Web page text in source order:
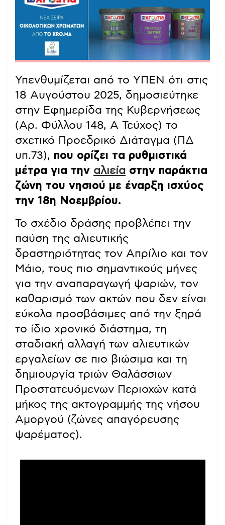
Υπενθυμίζεται από το ΥΠΕΝ ότι στις
18 Αυγούστου 2025, δημοσιεύτηκε
στην Εφημερίδα της Κυβερνήσεως
(Αρ. Φύλλου 148, Α Τεύχος) το
σχετικό Προεδρικό Διάταγμα (ΠΔ
υπ.73), που ορίζει τα ρυθμιστικά
μέτρα για την αλιεία στην παράκτια
ζώνη του νησιού με έναρξη ισχύος
την 18η Νοεμβρίου.
Το σχέδιο δράσης προβλέπει την
παύση της αλιευτικής
δραστηριότητας τον Απρίλιο και τον
Μάιο, τους πιο σημαντικούς μήνες
για την αναπαραγωγή ψαριών, τον
καθαρισμό των ακτών που δεν είναι
εύκολα προσβάσιμες από την ξηρά
το ίδιο χρονικό διάστημα, τη
σταδιακή αλλαγή των αλιευτικών
εργαλείων σε πιο βιώσιμα και τη
δημιουργία τριών Θαλάσσιων
Προστατευόμενων Περιοχών κατά
μήκος της ακτογραμμής της νήσου
Αμοργού (ζώνες απαγόρευσης
ψαρέματος).